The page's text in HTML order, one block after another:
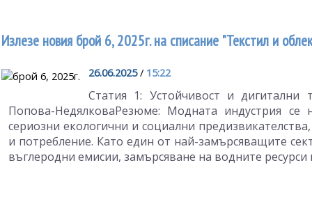
Излезе новия брой 6, 2025г. на списание "Текстил и
26.06.2025/ 15:22
Статия 1: Устойчивост и дигитални
Попова-НедялковаРезюме: Модната индустрия
сериозни екологични и социални
и потребление. Като един от най-замърсяващите
въглеродни емисии, замърсяване на водните